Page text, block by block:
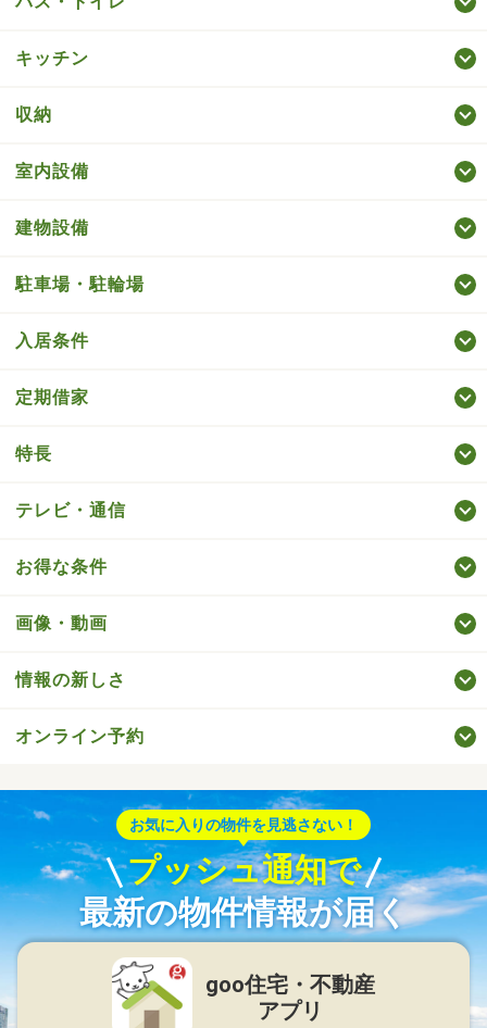
キッチン
収納
室内設備
建物設備
駐車場・駐輪場
入居条件
定期借家
特長
テレビ・通信
お得な条件
画像・動画
情報の新しさ
オンライン予約
お気に入りの物件を見逃さない！
プッシュ通知で
最新の物件情報が届く
goo住宅・不動産
アプリ